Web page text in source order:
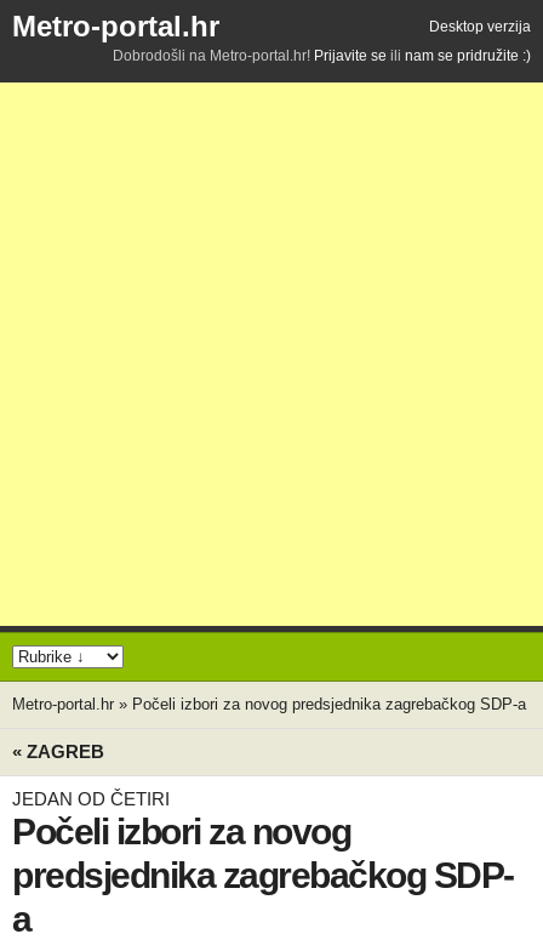
Metro-portal.hr
Desktop verzija
Dobrodošli na Metro-portal.hr! Prijavite se ili nam se pridružite :)
Metro-portal.hr » Počeli izbori za novog predsjednika zagrebačkog SDP-a
« ZAGREB
JEDAN OD ČETIRI
Počeli izbori za novog
predsjednika zagrebačkog SDP-
a